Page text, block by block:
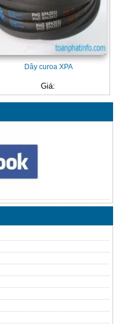
Dây curoa XPA
Giá: